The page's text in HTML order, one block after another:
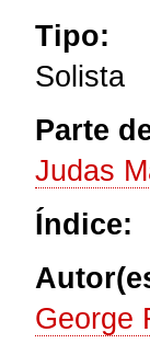
Tipo:
Solista
Parte
Judas
Índice:
George